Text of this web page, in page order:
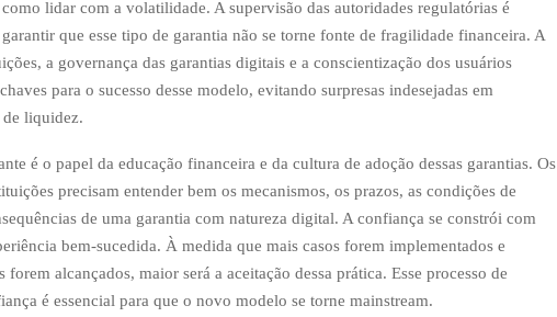
lidar com a volatilidade. A supervisão das autoridades regulatórias é
que esse tipo de garantia não se torne fonte de fragilidade financeira. A
a governança das garantias digitais e a conscientização dos usuários
para o sucesso desse modelo, evitando surpresas indesejadas em
de liquidez.
é o papel da educação financeira e da cultura de adoção dessas garantias. Os
precisam entender bem os mecanismos, os prazos, as condições de
de uma garantia com natureza digital. A confiança se constrói com
bem-sucedida. À medida que mais casos forem implementados e
forem alcançados, maior será a aceitação dessa prática. Esse processo de
é essencial para que o novo modelo se torne mainstream.